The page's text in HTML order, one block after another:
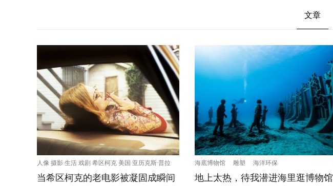
文章
人像 摄影 生活 戏剧 希区柯克 美国 亚历克斯·普拉
格
当希区柯克的老电影被凝固成瞬间
海底博物馆 雕塑 海洋环保
地上太热，待我潜进海里逛博物馆